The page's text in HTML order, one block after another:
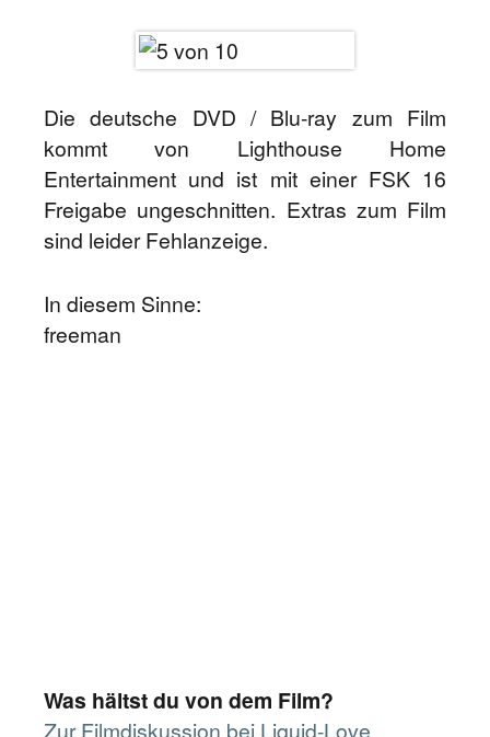
Die deutsche DVD / Blu-ray zum Film
kommt von Lighthouse Home
Entertainment und ist mit einer FSK 16
Freigabe ungeschnitten. Extras zum Film
sind leider Fehlanzeige.
In diesem Sinne:
freeman
Was hältst du von dem Film?
Zur Filmdiskussion bei Liquid-Love